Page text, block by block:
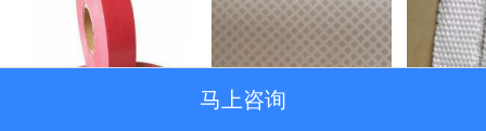
菱格点胶纸
马上咨询